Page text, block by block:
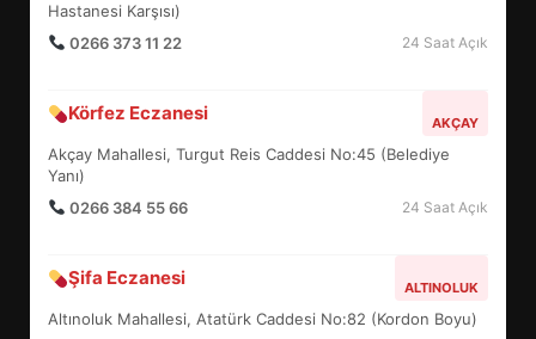
Hastanesi Karşısı)
0266 373 11 22
24 Saat Açık
Körfez Eczanesi AKÇAY
Akçay Mahallesi, Turgut Reis Caddesi No:45 (Belediye
Yanı)
0266 384 55 66
24 Saat Açık
Şifa Eczanesi ALTINOLUK
Altınoluk Mahallesi, Atatürk Caddesi No:82 (Kordon Boyu)
5
6
TURNUVASI KAYITLARI NEYİ
7
YENİ YÖNETİM NASIL
ŞEKİLLENDİ?